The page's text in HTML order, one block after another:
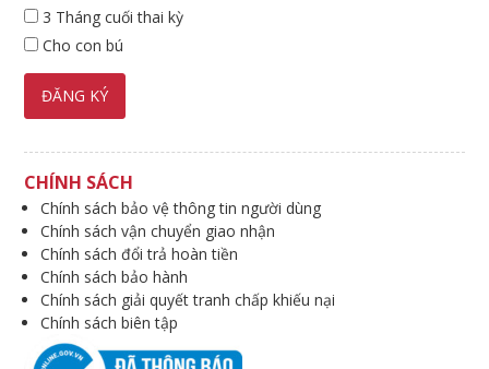
3 Tháng cuối thai kỳ
Cho con bú
CHÍNH SÁCH
Chính sách bảo vệ thông tin người dùng
Chính sách vận chuyển giao nhận
Chính sách đổi trả hoàn tiền
Chính sách bảo hành
Chính sách giải quyết tranh chấp khiếu nại
Chính sách biên tập